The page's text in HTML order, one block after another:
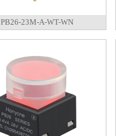
PB26-23M-A-WT-WN